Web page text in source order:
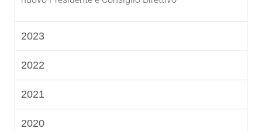
2023
2022
2021
2020